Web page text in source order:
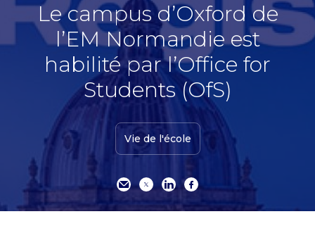
Le campus d’Oxford de
l’EM Normandie est
habilité par l’Office for
Students (OfS)
Vie de l'école